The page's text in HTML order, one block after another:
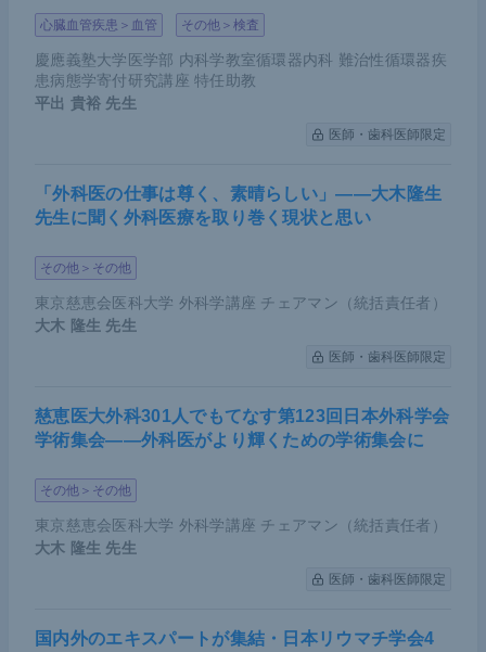
心臓血管疾患＞血管 その他＞検査
慶應義塾大学医学部 内科学教室循環器内科 難治性循環器疾
患病態学寄付研究講座 特任助教
平出 貴裕 先生
医師・歯科医師限定
「外科医の仕事は尊く、素晴らしい」――大木隆生
先生に聞く外科医療を取り巻く現状と思い
その他＞その他
東京慈恵会医科大学 外科学講座 チェアマン（統括責任者）
大木 隆生 先生
医師・歯科医師限定
慈恵医大外科301人でもてなす第123回日本外科学会
学術集会――外科医がより輝くための学術集会に
その他＞その他
東京慈恵会医科大学 外科学講座 チェアマン（統括責任者）
大木 隆生 先生
医師・歯科医師限定
国内外のエキスパートが集結・日本リウマチ学会4